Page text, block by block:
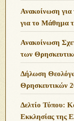
Ανακοίνωση για
για το Μάθημα
Ανακοίνωση
των
Δήλωση
Θρησκευτικών
Δελτίο Τύπου:
Εκκλησίας της